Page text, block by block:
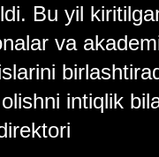
Bu yil
va
intiqlik